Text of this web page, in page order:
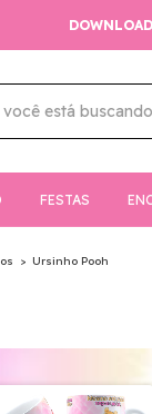
DOWNLOAD
FESTAS
> Ursinho Pooh